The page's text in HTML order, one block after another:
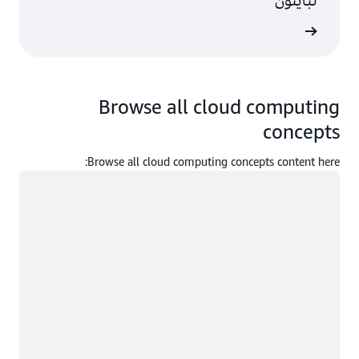
Browse all cloud computing
concepts
Browse all cloud computing concepts content here: